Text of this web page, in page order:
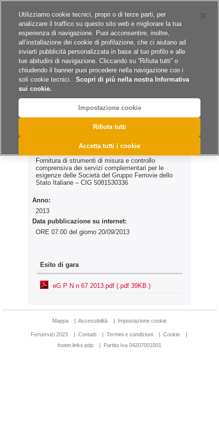
A
Forniture > eG.P.N. n. 67/2013
eG.P.N. n. 67/2013
Fornitura di strumenti di misura e controllo
comprensiva dei servizi complementari per le
esigenze delle Società del Gruppo Ferrovie dello
Stato Italiane – CIG 5081530336
Anno:
2013
Data pubblicazione su internet:
ORE 07:00 del giorno 20/09/2013
Esito di gara
eG P N n 67 2013.pdf (.pdf 39KB )
Mappa | Accessibilità | Impostazione cookie
Ferservizi 2023 | Contatti | Termini e condizioni | Cookie
|
footer.links.pdp
| Partita Iva 04207001001
Utilizziamo cookie tecnici, propri o di terze parti, per
analizzare il traffico su questo sito web e migliorare la tua
esperienza di navigazione. Puoi acconsentire, inoltre,
all’installazione dei cookie di profilazione, che ci aiutano ad
inviarti pubblicità personalizzata in base al tuo profilo e alle
tue abitudini di navigazione. Cliccando su “Rifiuta tutti” o
chiudendo il banner puoi procedere nella navigazione con i
soli cookie tecnici.
Scopri di più nella nostra Informativa
sui cookie.
Impostazione cookie
Rifiuta tutti
Accetta tutti i cookie